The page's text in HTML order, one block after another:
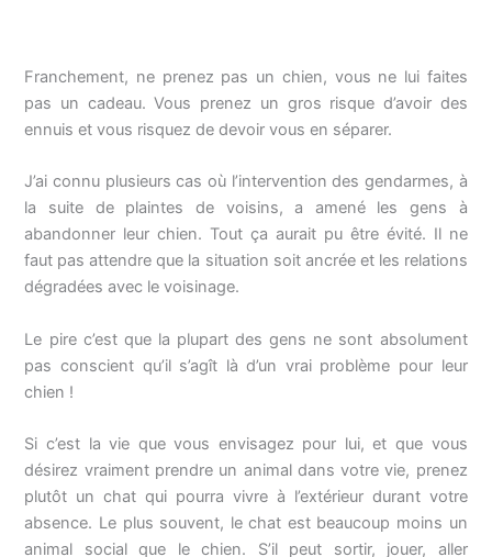
Franchement, ne prenez pas un chien, vous ne lui faites
pas un cadeau. Vous prenez un gros risque d’avoir des
ennuis et vous risquez de devoir vous en séparer.
J’ai connu plusieurs cas où l’intervention des gendarmes, à
la suite de plaintes de voisins, a amené les gens à
abandonner leur chien. Tout ça aurait pu être évité. Il ne
faut pas attendre que la situation soit ancrée et les relations
dégradées avec le voisinage.
Le pire c’est que la plupart des gens ne sont absolument
pas conscient qu’il s’agît là d’un vrai problème pour leur
chien !
Si c’est la vie que vous envisagez pour lui, et que vous
désirez vraiment prendre un animal dans votre vie, prenez
plutôt un chat qui pourra vivre à l’extérieur durant votre
absence. Le plus souvent, le chat est beaucoup moins un
animal social que le chien. S’il peut sortir, jouer, aller